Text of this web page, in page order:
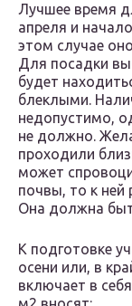
Лучшее время
апреля и
этом случае
Для посадки
будет
блеклыми.
недопустимо,
не должно.
проходили
может
почвы, то к ней
Она должна
К подготовке
осени или, в
включает в